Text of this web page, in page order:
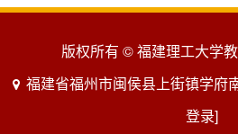
版权所有 © 福建理工大学
福建省福州市闽侯县上街镇学府
登录]